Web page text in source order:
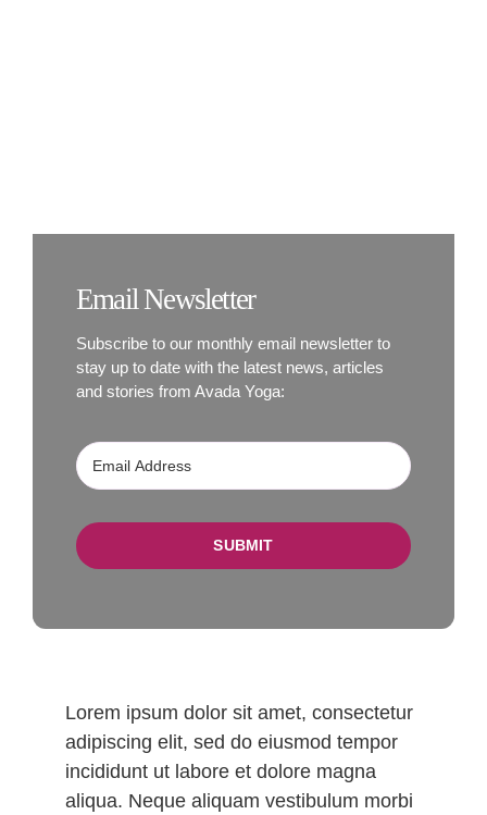
Email Newsletter
Subscribe to our monthly email newsletter to
stay up to date with the latest news, articles
and stories from Avada Yoga:
SUBMIT
Lorem ipsum dolor sit amet, consectetur
adipiscing elit, sed do eiusmod tempor
incididunt ut labore et dolore magna
aliqua. Neque aliquam vestibulum morbi